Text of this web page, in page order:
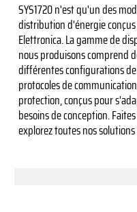
SYS1720 n'est qu'un des
distribution d'énergie
Elettronica. La gamme de
nous produisons comprend
différentes configurations
protocoles de
protection, conçus pour
besoins de conception.
explorez toutes nos